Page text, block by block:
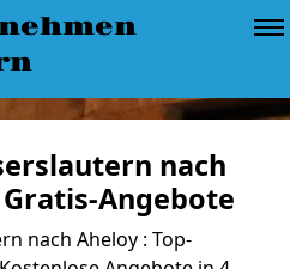
nach
Angebote
nach Aheloy : Top-